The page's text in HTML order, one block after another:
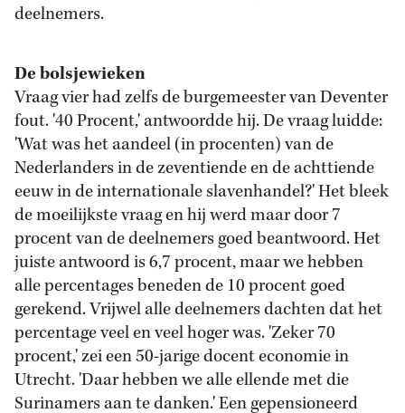
deelnemers.
De bolsjewieken
Vraag vier had zelfs de burgemeester van Deventer
fout. '40 Procent,' antwoordde hij. De vraag luidde:
'Wat was het aandeel (in procenten) van de
Nederlanders in de zeventiende en de achttiende
eeuw in de internationale slavenhandel?' Het bleek
de moeilijkste vraag en hij werd maar door 7
procent van de deelnemers goed beantwoord. Het
juiste antwoord is 6,7 procent, maar we hebben
alle percentages beneden de 10 procent goed
gerekend. Vrijwel alle deelnemers dachten dat het
percentage veel en veel hoger was. 'Zeker 70
procent,' zei een 50-jarige docent economie in
Utrecht. 'Daar hebben we alle ellende met die
Surinamers aan te danken.' Een gepensioneerd